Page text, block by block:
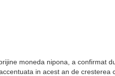
moneda nipona, a confirmat
in acest an de cresterea